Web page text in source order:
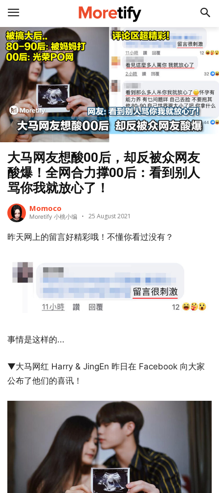
大马网友想酸00后，却反被众网友
酸爆！全网合力撑00后：看到别人
骂你我就放心了！
Momoco
Moretify 小桃小编 25 August 2021
昨天网上的留言好精彩哦！不懂你看过没有？
事情是这样的...
▼大马网红 Harry & JingEn 昨日在 Facebook 向大家
公布了他们的喜讯！